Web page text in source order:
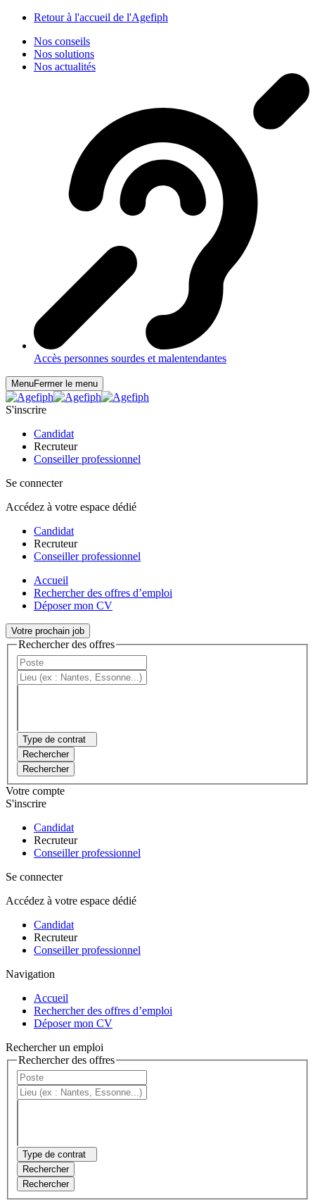
Retour à l'accueil de l'Agefiph
Nos conseils
Nos solutions
Nos actualités
Accès personnes sourdes et malentendantes
MenuFermer le menu
S'inscrire
Candidat
Recruteur
Conseiller professionnel
Se connecter
Accédez à votre espace dédié
Candidat
Recruteur
Conseiller professionnel
Accueil
Rechercher des offres d’emploi
Déposer mon CV
Votre prochain job
Rechercher des offres
Type de contrat
Rechercher
Rechercher
Votre compte
S'inscrire
Candidat
Recruteur
Conseiller professionnel
Se connecter
Accédez à votre espace dédié
Candidat
Recruteur
Conseiller professionnel
Navigation
Accueil
Rechercher des offres d’emploi
Déposer mon CV
Rechercher un emploi
Rechercher des offres
Type de contrat
Rechercher
Rechercher